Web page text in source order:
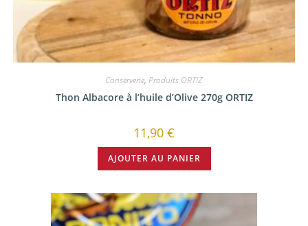
Conserverie, Produits ORTIZ
Thon Albacore à l’huile d’Olive 270g ORTIZ
11,90 €
AJOUTER AU PANIER